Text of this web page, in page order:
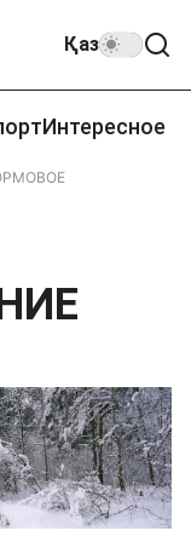
Қаз
Интересное